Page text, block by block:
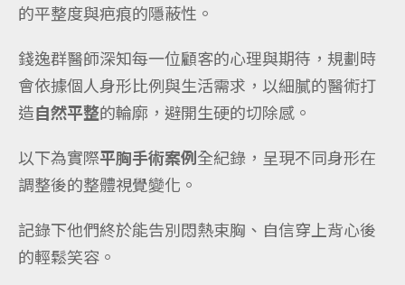
的平整度與疤痕的隱蔽性。
錢逸群醫師深知每一位顧客的心理與期待，規劃時
會依據個人身形比例與生活需求，以細膩的醫術打
造自然平整的輪廓，避開生硬的切除感。
以下為實際平胸手術案例全紀錄，呈現不同身形在
調整後的整體視覺變化。
記錄下他們終於能告別悶熱束胸、自信穿上背心後
的輕鬆笑容。